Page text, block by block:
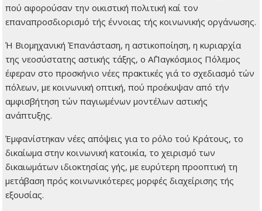
πού αφορούσαν την οικιστική πολιτική καί τον
επαναπροσδιορισμό τής έννοιας τής κοινωνικής οργάνωσης.
Ή Βιομηχανική Έπανάσταση, η αστικοποίηση, η κυριαρχία
της νεοσύστατης αστικής τάξης, ο Α΄Παγκόσμιος Πόλεμος
έφεραν στο προσκήνιο νέες πρακτικές γιά το σχεδιασμό τών
πόλεων, με κοινωνική οπτική, πού προέκυψαν από τήν
αμφισβήτηση τών παγιωμένων μοντέλων αστικής
ανάπτυξης.
Έμφανίστηκαν νέες απόψεις για το ρόλο τού Κράτους, το
δικαίωμα στην κοινωνική κατοικία, το χειρισμό των
δικαιωμάτων ιδιοκτησίας γής, με ευρύτερη προοπτική τη
μετάβαση πρός κοινωνικότερες μορφές διαχείρισης τής
εξουσίας.